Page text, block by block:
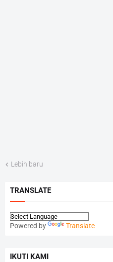
Lebih baru
TRANSLATE
Powered by Translate
IKUTI KAMI